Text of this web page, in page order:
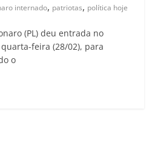
internado, patriotas, política hoje
(PL) deu entrada no
feira (28/02), para
o